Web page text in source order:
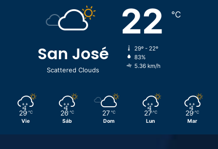
San José
Scattered Clouds
22 ℃
29º - 22º
83%
5.36 km/h
29 ℃
Vie
26 ℃
Sáb
27 ℃
Dom
27 ℃
Lun
29 ℃
Mar